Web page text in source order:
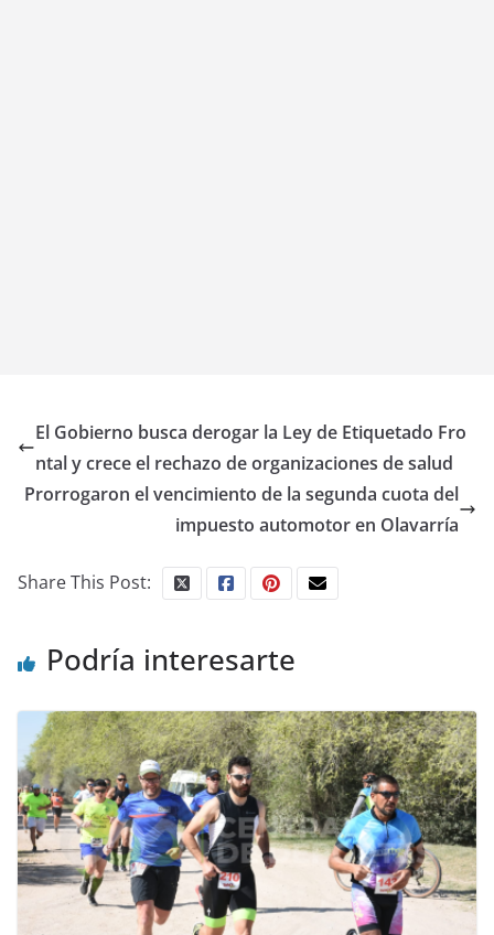
El Gobierno busca derogar la Ley de Etiquetado Fro
ntal y crece el rechazo de organizaciones de salud
Prorrogaron el vencimiento de la segunda cuota del
impuesto automotor en Olavarría
Share This Post:
Podría interesarte